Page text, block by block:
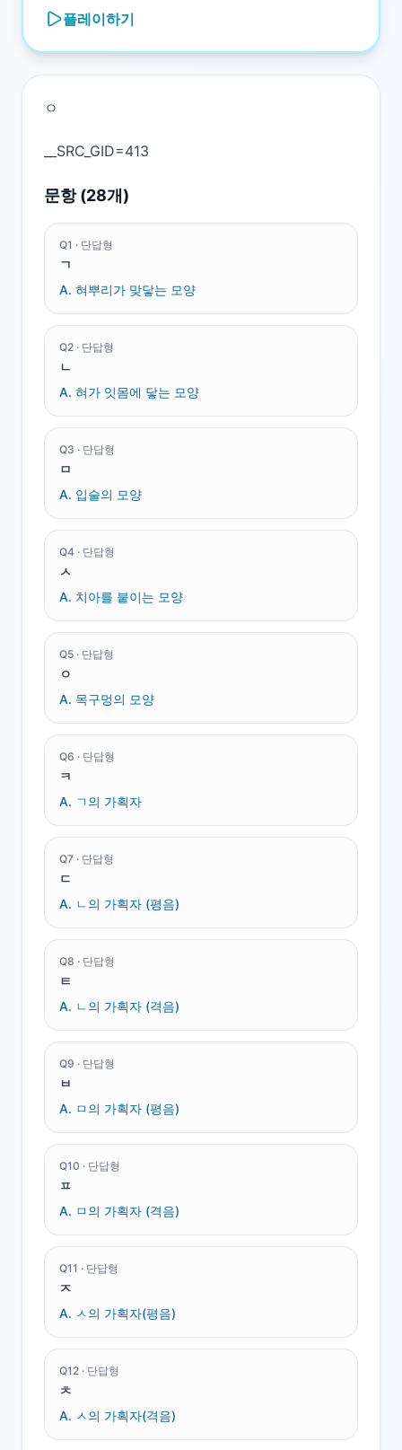
플레이하기
ㅇ
문항 (28개)
Q1 · 단답형
ㄱ
A. 혀뿌리가 맞닿는 모양
Q2 · 단답형
ㄴ
A. 혀가 잇몸에 닿는 모양
Q3 · 단답형
ㅁ
A. 입술의 모양
Q4 · 단답형
ㅅ
A. 치아를 붙이는 모양
Q5 · 단답형
ㅇ
A. 목구멍의 모양
Q6 · 단답형
ㅋ
A. ㄱ의 가획자
Q7 · 단답형
ㄷ
A. ㄴ의 가획자 (평음)
Q8 · 단답형
ㅌ
A. ㄴ의 가획자 (격음)
Q9 · 단답형
ㅂ
A. ㅁ의 가획자 (평음)
Q10 · 단답형
ㅍ
A. ㅁ의 가획자 (격음)
Q11 · 단답형
ㅈ
A. ㅅ의 가획자(평음)
Q12 · 단답형
ㅊ
A. ㅅ의 가획자(격음)